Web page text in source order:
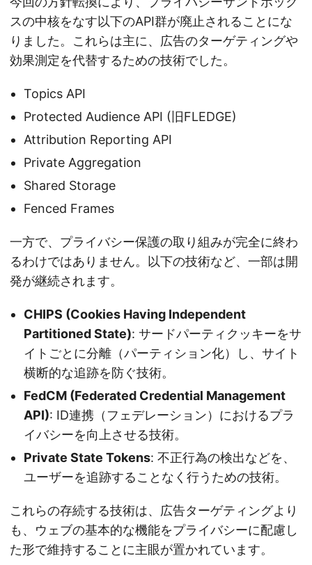
スの中核をなす以下のAPI群が廃止されることにな
りました。これらは主に、広告のターゲティングや
効果測定を代替するための技術でした。
Topics API
Protected Audience API (旧FLEDGE)
Attribution Reporting API
Private Aggregation
Shared Storage
Fenced Frames
一方で、プライバシー保護の取り組みが完全に終わ
るわけではありません。以下の技術など、一部は開
発が継続されます。
CHIPS (Cookies Having Independent
Partitioned State): サードパーティクッキーをサ
イトごとに分離（パーティション化）し、サイト
横断的な追跡を防ぐ技術。
FedCM (Federated Credential Management
API): ID連携（フェデレーション）におけるプラ
イバシーを向上させる技術。
Private State Tokens: 不正行為の検出などを、
ユーザーを追跡することなく行うための技術。
これらの存続する技術は、広告ターゲティングより
も、ウェブの基本的な機能をプライバシーに配慮し
た形で維持することに主眼が置かれています。